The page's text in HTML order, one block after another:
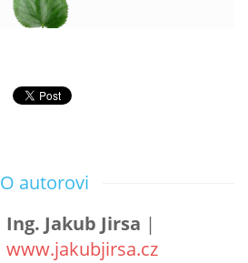
O autorovi
Ing. Jakub Jirsa |
www.jakubjirsa.cz